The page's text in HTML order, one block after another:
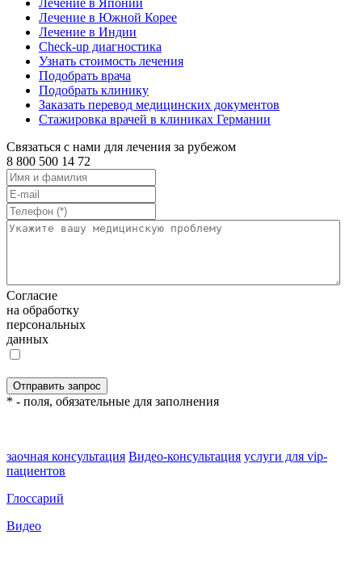
Лечение в Японии
Лечение в Южной Корее
Лечение в Индии
Check-up диагностика
Узнать стоимость лечения
Подобрать врача
Подобрать клинику
Заказать перевод медицинских документов
Стажировка врачей в клиниках Германии
Связаться с нами для лечения за рубежом
8 800 500 14 72
Согласие
на обработку
персональных
данных
* - поля, обязательные для заполнения
заочная консультация Видео-консультация услуги для vip-
пациентов
Глоссарий
Видео